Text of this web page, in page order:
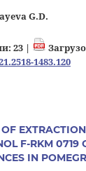
G.D.
23 |
1483.120
F-RKM 0719
IN